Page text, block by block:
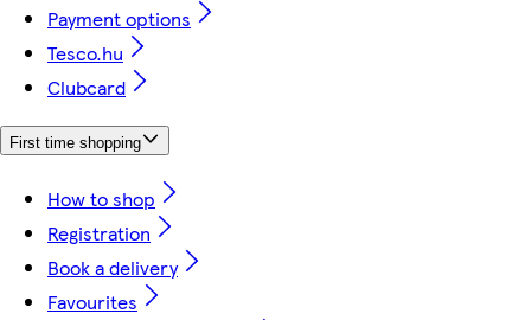
Payment options
Tesco.hu
Clubcard
First time shopping
How to shop
Registration
Book a delivery
Favourites